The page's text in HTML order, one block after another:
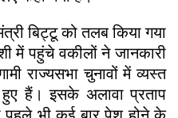
बिट्टू को तलब किया गया
में पहुंचे वकीलों ने जानकारी
राज्यसभा चुनावों में व्यस्त
हैं। इसके अलावा प्रताप